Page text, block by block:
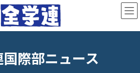
際部ニュース